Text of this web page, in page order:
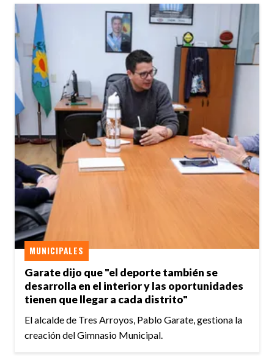
Garate dijo que "el deporte también se
desarrolla en el interior y las oportunidades
tienen que llegar a cada distrito"
MUNICIPALES
El alcalde de Tres Arroyos, Pablo Garate, gestiona la
creación del Gimnasio Municipal.